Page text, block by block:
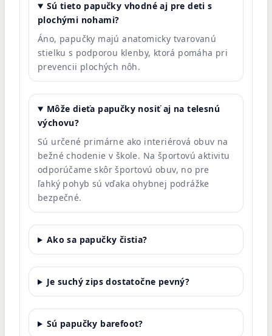
Sú tieto papučky vhodné aj pre deti s
plochými nohami?
Áno, papučky majú anatomicky tvarovanú
stielku s podporou klenby, ktorá pomáha pri
prevencii plochých nôh.
Môže dieťa papučky nosiť aj na telesnú
výchovu?
Sú určené primárne ako interiérová obuv na
bežné chodenie v škole. Na športovú aktivitu
odporúčame skôr športovú obuv, no pre
ľahký pohyb sú vďaka ohybnej podrážke
bezpečné.
Ako sa papučky čistia?
Je suchý zips dostatočne pevný?
Sú papučky barefoot?